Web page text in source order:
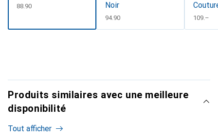
CHF
88.90
Noir
CHF
94.90 CHF
109.–
Produits similaires avec une meilleure
disponibilité
Tout afficher